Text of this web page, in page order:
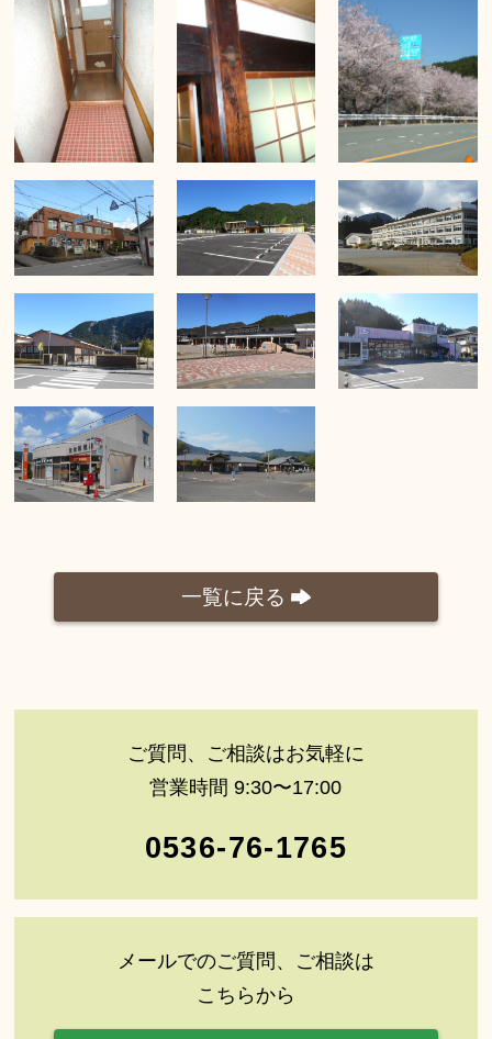
一覧に戻る
ご質問、ご相談はお気軽に
営業時間 9:30〜17:00
0536-76-1765
メールでのご質問、ご相談は
こちらから